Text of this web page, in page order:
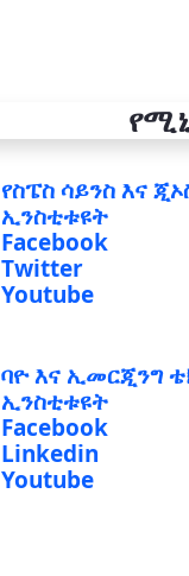
የስፔስ ሳይንስ እና
ኢንስቲቱዩት
Facebook
Twitter
Youtube
ባዮ እና ኢመርጂንግ
ኢንስቲቱዩት
Facebook
Linkedin
Youtube